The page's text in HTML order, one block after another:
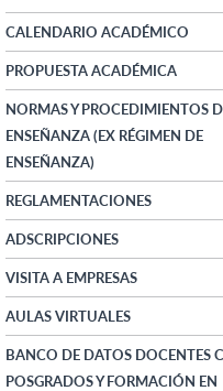
CALENDARIO ACADÉMICO
PROPUESTA ACADÉMICA
NORMAS Y PROCEDIMIENTOS
ENSEÑANZA (EX RÉGIMEN DE
ENSEÑANZA)
REGLAMENTACIONES
ADSCRIPCIONES
VISITA A EMPRESAS
AULAS VIRTUALES
BANCO DE DATOS DOCENTES
POSGRADOS Y FORMACIÓN EN